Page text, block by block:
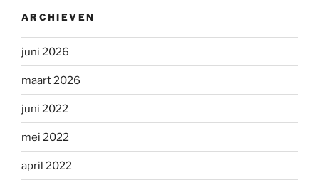
ARCHIEVEN
juni 2026
maart 2026
juni 2022
mei 2022
april 2022